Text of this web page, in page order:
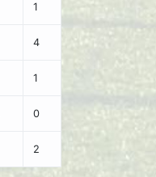
1
4
1
0
2